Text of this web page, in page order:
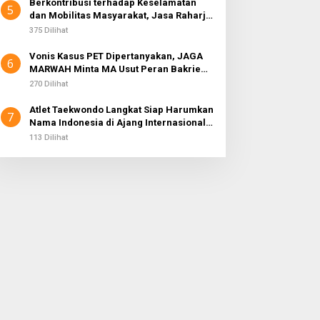
5
Berkontribusi terhadap Keselamatan
dan Mobilitas Masyarakat, Jasa Raharja
Raih Penghargaan di Ajang Transportasi
375 Dilihat
6
Vonis Kasus PET Dipertanyakan, JAGA
MARWAH Minta MA Usut Peran Bakrie
Group
270 Dilihat
7
Atlet Taekwondo Langkat Siap Harumkan
Nama Indonesia di Ajang Internasional
G2 Asian
113 Dilihat